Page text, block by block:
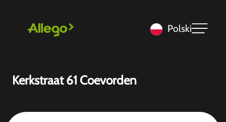
Polski
Kerkstraat 61 Coevorden